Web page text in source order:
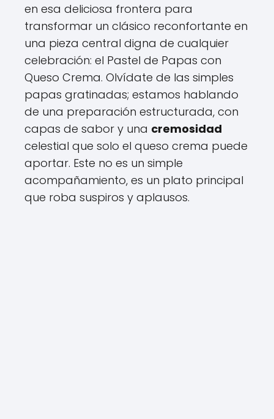
en esa deliciosa frontera para
transformar un clásico reconfortante en
una pieza central digna de cualquier
celebración: el Pastel de Papas con
Queso Crema. Olvídate de las simples
papas gratinadas; estamos hablando
de una preparación estructurada, con
capas de sabor y una cremosidad
celestial que solo el queso crema puede
aportar. Este no es un simple
acompañamiento, es un plato principal
que roba suspiros y aplausos.